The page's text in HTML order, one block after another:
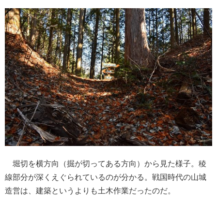
堀切を横方向（掘が切ってある方向）から見た様子。稜
線部分が深くえぐられているのが分かる。戦国時代の山城
造営は、建築というよりも土木作業だったのだ。